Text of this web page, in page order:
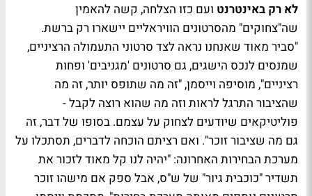
לא רק באינטרנט ועם כזו הצלחה, קשה להאמין
שה"צחוקים" מהסרטונים הוויראליים יישארו רק ברשת.
"סביר מאוד שאנחנו נראה לצד סרטוני התעמולה הרציניים,
שמנסים לנכס הישגים, גם סרטונים 'מגניבים' ופחות
רציניים", מוסיפה וייסמן, "זה מה שתופס יותר, זה מה
שהציבור התרגל לראות וזה מה שהוא רוצה לקבל -
פוליטיקאים שיודעים לצחוק על עצמם. בסופו של דבר, זה
גם מה שציבור זוכר". ואם רציתם הוכחה לדברים, תסתכלו על
מערכת הבחירות האחרונה: "יהיה לנו קל מאוד לזכור את
תשדיר "כוכבית גיור" של ש"ס, אבל ספק אם מישהו זוכר